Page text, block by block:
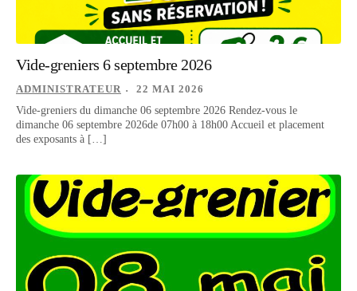
Vide-greniers 6 septembre 2026
ADMINISTRATEUR
22 MAI 2026
Vide-greniers du dimanche 06 septembre 2026 Rendez-vous le
dimanche 06 septembre 2026de 07h00 à 18h00 Accueil et placement
des exposants à […]